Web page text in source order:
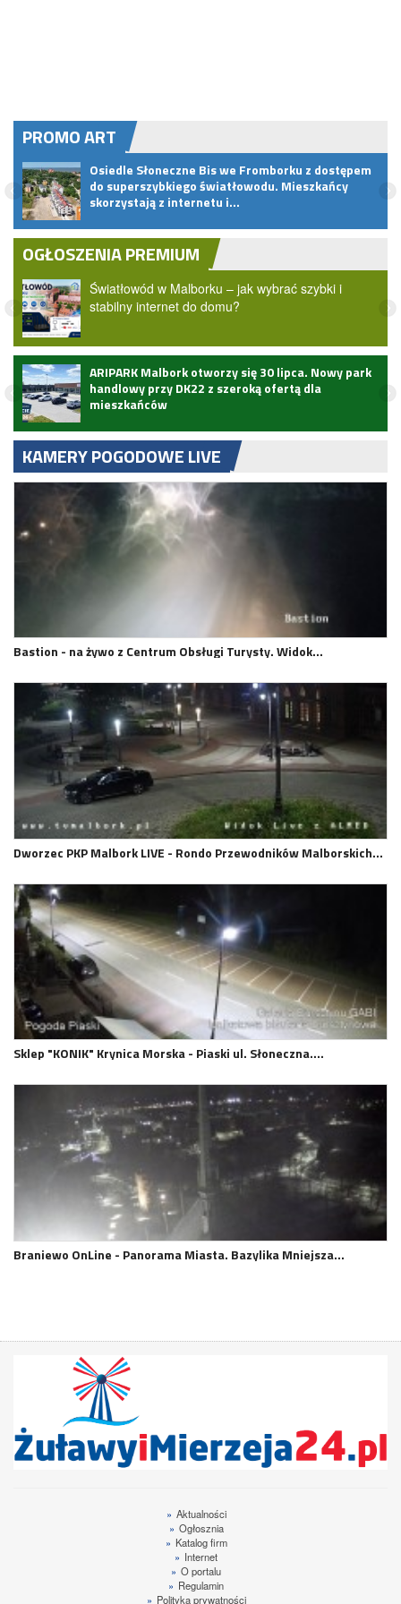
PROMO ART
Osiedle Słoneczne Bis we Fromborku z dostępem
do superszybkiego światłowodu. Mieszkańcy
skorzystają z internetu i…
OGŁOSZENIA PREMIUM
Światłowód w Malborku – jak wybrać szybki i
stabilny internet do domu?
ARIPARK Malbork otworzy się 30 lipca. Nowy park
handlowy przy DK22 z szeroką ofertą dla
mieszkańców
KAMERY POGODOWE LIVE
Bastion - na żywo z Centrum Obsługi Turysty. Widok…
Dworzec PKP Malbork LIVE - Rondo Przewodników Malborskich…
Sklep "KONIK" Krynica Morska - Piaski ul. Słoneczna.…
Braniewo OnLine - Panorama Miasta. Bazylika Mniejsza…
» Aktualności
» Ogłosznia
» Katalog firm
» Internet
» O portalu
» Regulamin
» Polityka prywatności